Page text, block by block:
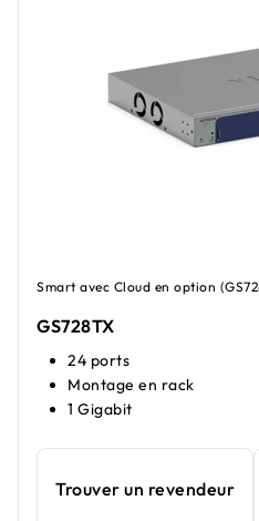
Smart avec Cloud en option
GS728TX
24 ports
Montage en rack
1 Gigabit
Trouver un revendeur